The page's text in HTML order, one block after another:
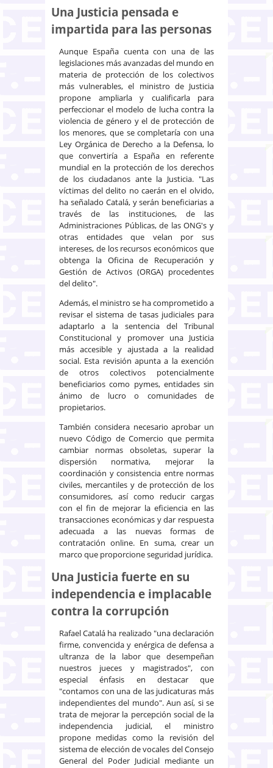
Una Justicia pensada e
impartida para las personas
Aunque España cuenta con una de las
legislaciones más avanzadas del mundo en
materia de protección de los colectivos
más vulnerables, el ministro de Justicia
propone ampliarla y cualificarla para
perfeccionar el modelo de lucha contra la
violencia de género y el de protección de
los menores, que se completaría con una
Ley Orgánica de Derecho a la Defensa, lo
que convertiría a España en referente
mundial en la protección de los derechos
de los ciudadanos ante la Justicia. "Las
víctimas del delito no caerán en el olvido,
ha señalado Catalá, y serán beneficiarias a
través de las instituciones, de las
Administraciones Públicas, de las ONG's y
otras entidades que velan por sus
intereses, de los recursos económicos que
obtenga la Oficina de Recuperación y
Gestión de Activos (ORGA) procedentes
del delito".
Además, el ministro se ha comprometido a
revisar el sistema de tasas judiciales para
adaptarlo a la sentencia del Tribunal
Constitucional y promover una Justicia
más accesible y ajustada a la realidad
social. Esta revisión apunta a la exención
de otros colectivos potencialmente
beneficiarios como pymes, entidades sin
ánimo de lucro o comunidades de
propietarios.
También considera necesario aprobar un
nuevo Código de Comercio que permita
cambiar normas obsoletas, superar la
dispersión normativa, mejorar la
coordinación y consistencia entre normas
civiles, mercantiles y de protección de los
consumidores, así como reducir cargas
con el fin de mejorar la eficiencia en las
transacciones económicas y dar respuesta
adecuada a las nuevas formas de
contratación online. En suma, crear un
marco que proporcione seguridad jurídica.
Una Justicia fuerte en su
independencia e implacable
contra la corrupción
Rafael Catalá ha realizado "una declaración
firme, convencida y enérgica de defensa a
ultranza de la labor que desempeñan
nuestros jueces y magistrados", con
especial énfasis en destacar que
"contamos con una de las judicaturas más
independientes del mundo". Aun así, si se
trata de mejorar la percepción social de la
independencia judicial, el ministro
propone medidas como la revisión del
sistema de elección de vocales del Consejo
General del Poder Judicial mediante un